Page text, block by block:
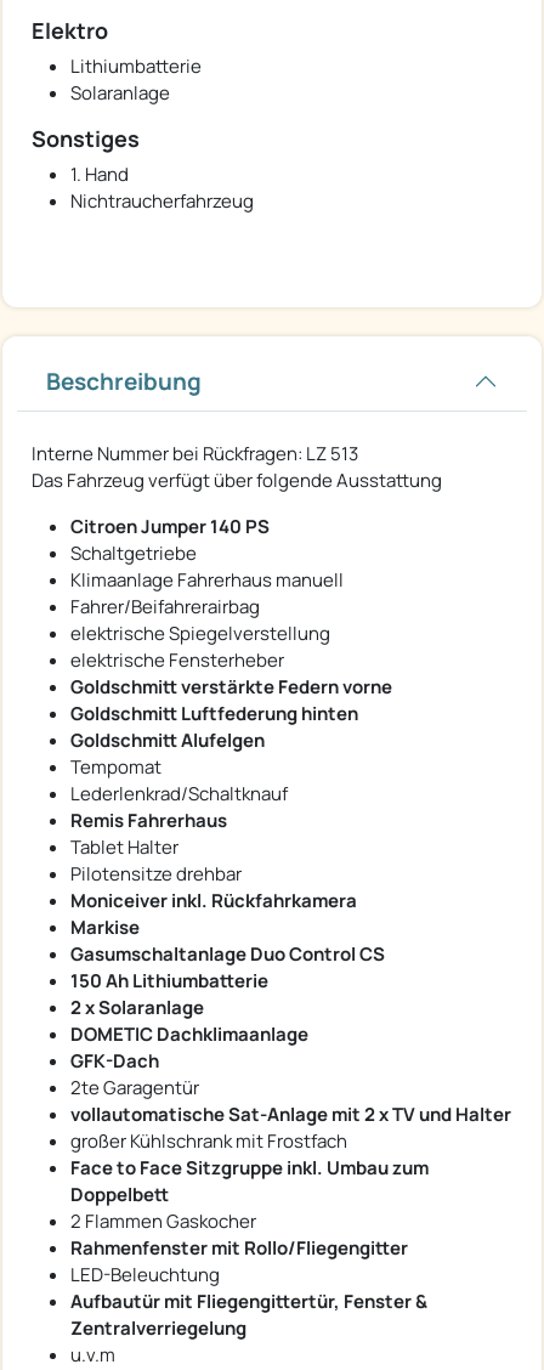
Elektro
Lithiumbatterie
Solaranlage
Sonstiges
1. Hand
Nichtraucherfahrzeug
Beschreibung
Interne Nummer bei Rückfragen: LZ 513
Das Fahrzeug verfügt über folgende Ausstattung
Citroen Jumper 140 PS
Schaltgetriebe
Klimaanlage Fahrerhaus manuell
Fahrer/Beifahrerairbag
elektrische Spiegelverstellung
elektrische Fensterheber
Goldschmitt verstärkte Federn vorne
Goldschmitt Luftfederung hinten
Goldschmitt Alufelgen
Tempomat
Lederlenkrad/Schaltknauf
Remis Fahrerhaus
Tablet Halter
Pilotensitze drehbar
Moniceiver inkl. Rückfahrkamera
Markise
Gasumschaltanlage Duo Control CS
150 Ah Lithiumbatterie
2 x Solaranlage
DOMETIC Dachklimaanlage
GFK-Dach
2te Garagentür
vollautomatische Sat-Anlage mit 2 x TV und Halter
großer Kühlschrank mit Frostfach
Face to Face Sitzgruppe inkl. Umbau zum
Doppelbett
2 Flammen Gaskocher
Rahmenfenster mit Rollo/Fliegengitter
LED-Beleuchtung
Aufbautür mit Fliegengittertür, Fenster &
Zentralverriegelung
u.v.m